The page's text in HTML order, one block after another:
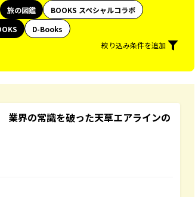
旅の図鑑
BOOKS スペシャルコラボ
D-Books
絞り込み条件を追加
界の常識を破った天草エアラインの